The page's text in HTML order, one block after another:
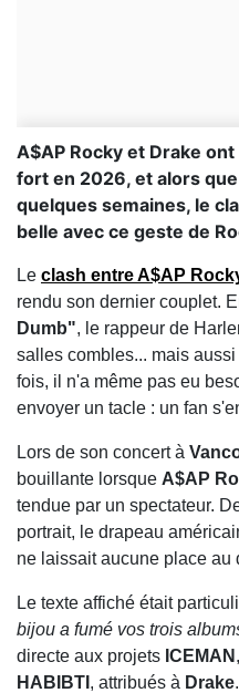
A$AP Rocky et Drake
fort en 2026, et alors
quelques semaines, le
belle avec ce geste de
Le clash entreA$AP
rendu son dernier couplet.
Dumb", le rappeur de
salles combles... mais
fois, il n'a même pas eu
envoyer un tacle : un fan
Lors de son concert à
bouillante lorsque A$AP
tendue par un spectateur.
portrait, le drapeau
ne laissait aucune place au
Le texte affiché était
bijou a fumé vos trois
directe aux projets ICEMAN ,
HABIBTI , attribués à Drake